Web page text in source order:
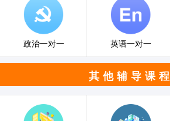
政治一对一 英语一对一
其他辅导课程